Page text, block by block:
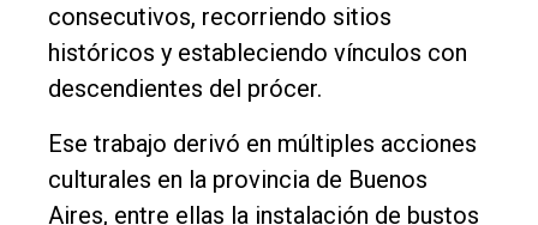
consecutivos, recorriendo sitios
históricos y estableciendo vínculos con
descendientes del prócer.
Ese trabajo derivó en múltiples acciones
culturales en la provincia de Buenos
Aires, entre ellas la instalación de bustos